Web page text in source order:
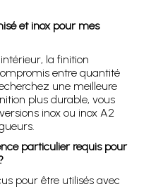
et inox pour mes
la finition
entre quantité
une meilleure
plus durable, vous
inox ou inox A2
particulier requis pour
pour être utilisés avec